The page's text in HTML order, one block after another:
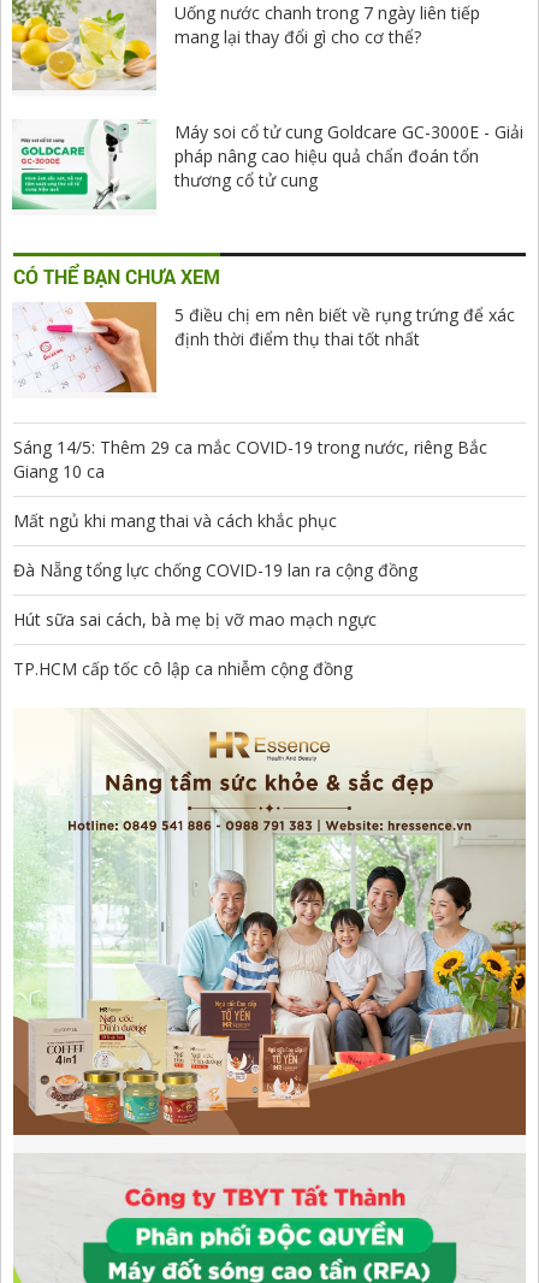
Uống nước chanh trong 7 ngày liên tiếp
mang lại thay đổi gì cho cơ thể?
Máy soi cổ tử cung Goldcare GC-3000E - Giải
pháp nâng cao hiệu quả chẩn đoán tổn
thương cổ tử cung
CÓ THỂ BẠN CHƯA XEM
5 điều chị em nên biết về rụng trứng để xác
định thời điểm thụ thai tốt nhất
Sáng 14/5: Thêm 29 ca mắc COVID-19 trong nước, riêng Bắc
Giang 10 ca
Mất ngủ khi mang thai và cách khắc phục
Đà Nẵng tổng lực chống COVID-19 lan ra cộng đồng
Hút sữa sai cách, bà mẹ bị vỡ mao mạch ngực
TP.HCM cấp tốc cô lập ca nhiễm cộng đồng